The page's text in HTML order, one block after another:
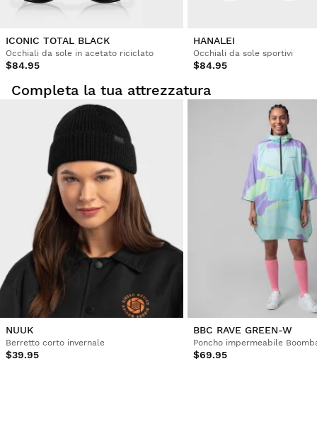
Lucia Trujillos Hinojosa
Non sono male, anche se pensavo fossero di uno stile
diverso
1 persona ha(nno) trovato utile questa recensione
Questa recensione ti è stata utile? 5 anni fa
1
ICONIC TOTAL BLACK
Occhiali da sole in acetato riciclato
$84.95
HANALEI
Occhiali da sole sportivi
$84.95
Completa la tua attrezzatura
NUUK
Berretto corto invernale
$39.95
BBC RAVE GREEN-W
Poncho impermeabile
$69.95